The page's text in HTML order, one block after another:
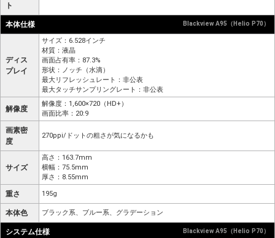
ト
本体仕様 Blackview A95（Helio P70）
ディス
プレイ
サイズ：6.528インチ
材質：液晶
画面占有率：87.3%
形状：ノッチ（水滴）
最大リフレッシュレート：非公表
最大タッチサンプリングレート：非公表
解像度
解像度：1,600×720（HD+）
画面比率：20:9
画素密
度
270ppi/ドットの粗さが気になるかも
サイズ
高さ：163.7mm
横幅：75.5mm
厚さ：8.55mm
重さ 195g
本体色 ブラック系、ブルー系、グラデーション
システム仕様 Blackview A95（Helio P70）